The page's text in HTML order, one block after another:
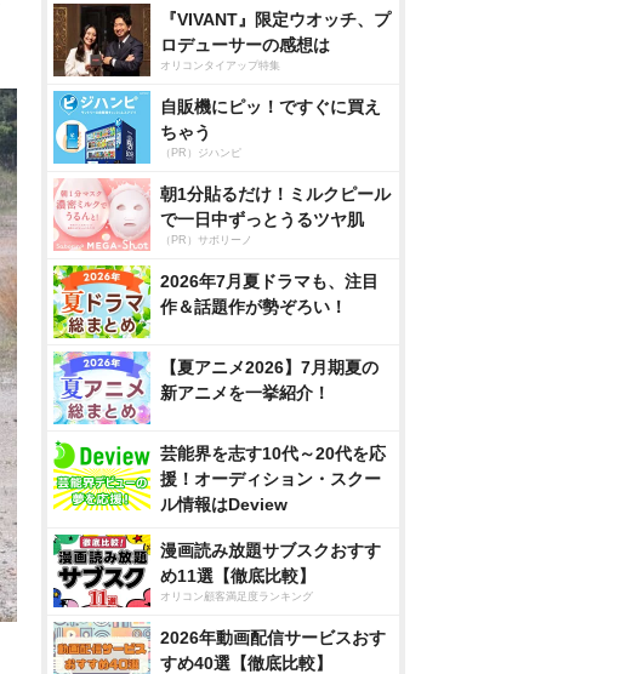
『VIVANT』限定ウオッチ、プ
ロデューサーの感想は
オリコンタイアップ特集
自販機にピッ！ですぐに買え
ちゃう
（PR）ジハンピ
朝1分貼るだけ！ミルクピール
で一日中ずっとうるツヤ肌
（PR）サボリーノ
2026年7月夏ドラマも、注目
作＆話題作が勢ぞろい！
【夏アニメ2026】7月期夏の
新アニメを一挙紹介！
芸能界を志す10代～20代を応
援！オーディション・スクー
ル情報はDeview
漫画読み放題サブスクおすす
め11選【徹底比較】
オリコン顧客満足度ランキング
2026年動画配信サービスおす
すめ40選【徹底比較】